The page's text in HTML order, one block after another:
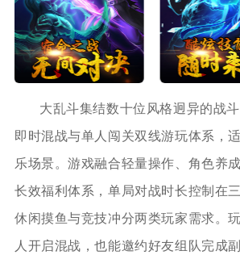
大乱斗集结数十位风格迥异的战
即时混战与单人闯关双线游玩体系，
乐场景。游戏融合轻量操作、角色养
长效福利体系，单局对战时长控制在
休闲摸鱼与竞技冲分两类玩家需求。
人开启混战，也能邀约好友组队完成